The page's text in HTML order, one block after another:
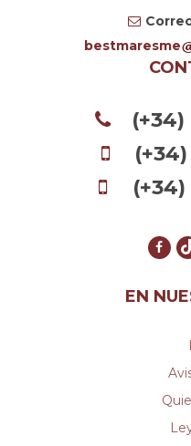
bestmaresme
EN